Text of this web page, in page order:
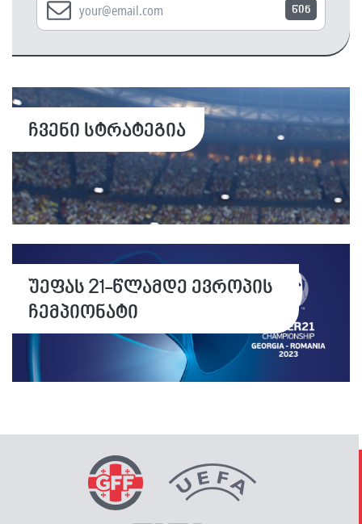
წინ
ჩვენი სტრატეგია
უეფას 21-წლამდე ევროპის
ჩემპიონატი